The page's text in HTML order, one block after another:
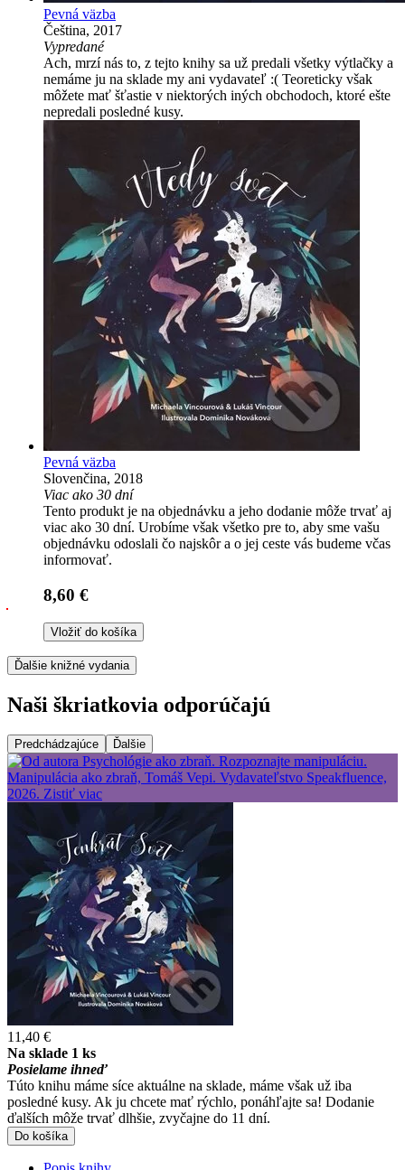
Pevná väzba
Čeština, 2017
Vypredané
Ach, mrzí nás to, z tejto knihy sa už predali všetky výtlačky a
nemáme ju na sklade my ani vydavateľ :( Teoreticky však
môžete mať šťastie v niektorých iných obchodoch, ktoré ešte
nepredali posledné kusy.
Pevná väzba
Slovenčina, 2018
Viac ako 30 dní
Tento produkt je na objednávku a jeho dodanie môže trvať aj
viac ako 30 dní. Urobíme však všetko pre to, aby sme vašu
objednávku odoslali čo najskôr a o jej ceste vás budeme včas
informovať.
8,60 €
Vložiť do košíka
Ďalšie knižné vydania
Naši škriatkovia odporúčajú
Predchádzajúce Ďalšie
11,40 €
Na sklade 1 ks
Posielame ihneď
Túto knihu máme síce aktuálne na sklade, máme však už iba
posledné kusy. Ak ju chcete mať rýchlo, ponáhľajte sa! Dodanie
ďalších môže trvať dlhšie, zvyčajne do 11 dní.
Do košíka